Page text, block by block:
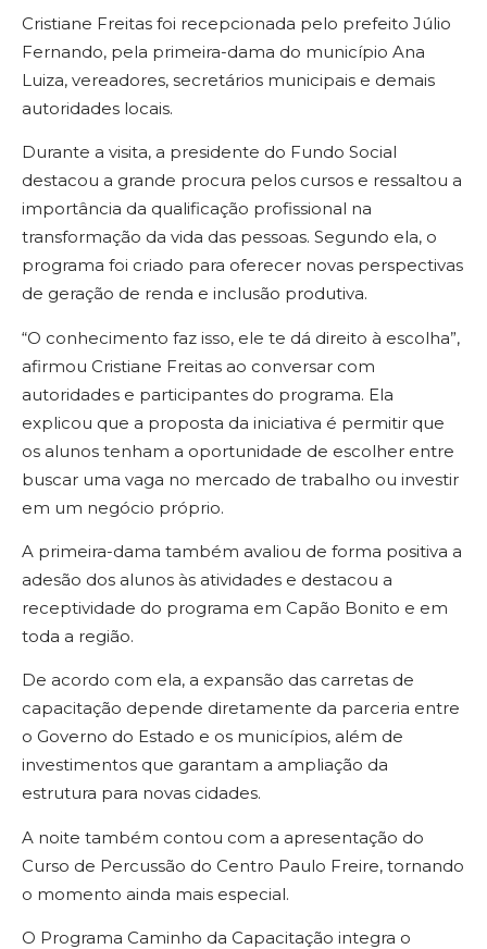
Cristiane Freitas foi recepcionada pelo prefeito Júlio
Fernando, pela primeira-dama do município Ana
Luiza, vereadores, secretários municipais e demais
autoridades locais.
Durante a visita, a presidente do Fundo Social
destacou a grande procura pelos cursos e ressaltou a
importância da qualificação profissional na
transformação da vida das pessoas. Segundo ela, o
programa foi criado para oferecer novas perspectivas
de geração de renda e inclusão produtiva.
“O conhecimento faz isso, ele te dá direito à escolha”,
afirmou Cristiane Freitas ao conversar com
autoridades e participantes do programa. Ela
explicou que a proposta da iniciativa é permitir que
os alunos tenham a oportunidade de escolher entre
buscar uma vaga no mercado de trabalho ou investir
em um negócio próprio.
A primeira-dama também avaliou de forma positiva a
adesão dos alunos às atividades e destacou a
receptividade do programa em Capão Bonito e em
toda a região.
De acordo com ela, a expansão das carretas de
capacitação depende diretamente da parceria entre
o Governo do Estado e os municípios, além de
investimentos que garantam a ampliação da
estrutura para novas cidades.
A noite também contou com a apresentação do
Curso de Percussão do Centro Paulo Freire, tornando
o momento ainda mais especial.
O Programa Caminho da Capacitação integra o